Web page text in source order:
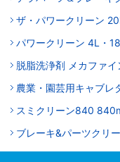
ザ・パワークリーン
パワークリーン 4L・
脱脂洗浄剤 メカファイ
農業・園芸用キャブ
スミクリーン840
ブレーキ&パーツクリ